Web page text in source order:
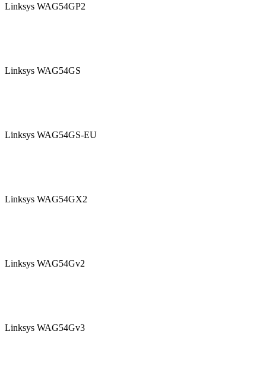
Linksys WAG54GP2
Linksys WAG54GS
Linksys WAG54GS-EU
Linksys WAG54GX2
Linksys WAG54Gv2
Linksys WAG54Gv3